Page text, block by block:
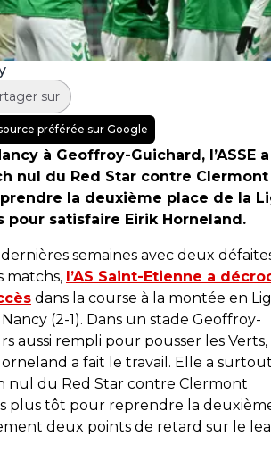
sur
préférée sur Google
à Geoffroy-Guichard, l’ASSE a
nul du Red Star contre Clermont
la deuxième place de la
pour satisfaire Eirik Horneland.
semaines avec deux
matchs, l’AS Saint-Etienne a
dans la course à la montée en
(2-1). Dans un stade Geoffroy-
aussi rempli pour pousser les Verts,
a fait le travail. Elle a
nul du Red Star contre Clermont
plus tôt pour reprendre la
deux points de retard sur le